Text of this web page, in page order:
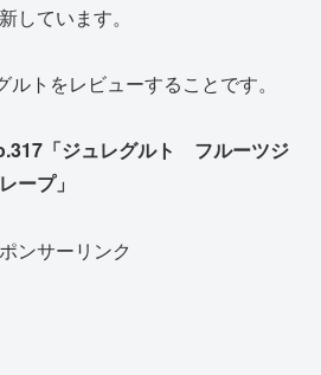
しています。
トをレビューすることです。
「ジュレグルト フルーツジ
ープ」
ンサーリンク